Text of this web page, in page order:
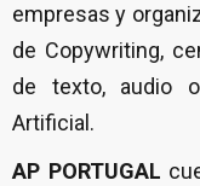
empresas y
de Copywriting,
de texto, audio
Artificial.
AP PORTUGAL